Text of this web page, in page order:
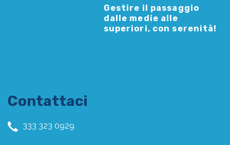
Gestire il passaggio
dalle medie alle
superiori, con serenità!
Contattaci
333 323 0929